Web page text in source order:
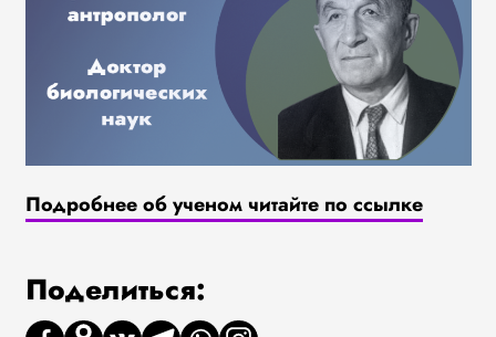
Подробнее об ученом читайте по ссылке
Поделиться: